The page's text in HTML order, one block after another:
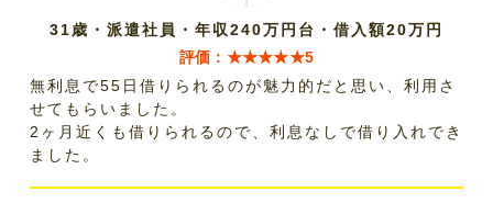
31歳・派遣社員・年収240万円台・借入額20万円
評価：★★★★★5
無利息で55日借りられるのが魅力的だと思い、利用さ
せてもらいました。
2ヶ月近くも借りられるので、利息なしで借り入れでき
ました。